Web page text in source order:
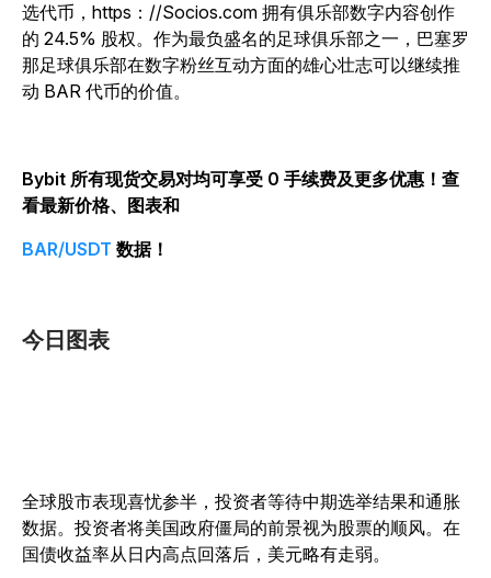
选代币，https：//Socios.com 拥有俱乐部数字内容创作
的 24.5% 股权。作为最负盛名的足球俱乐部之一，巴塞罗
那足球俱乐部在数字粉丝互动方面的雄心壮志可以继续推
动 BAR 代币的价值。
Bybit 所有现货交易对均可享受 0 手续费及更多优惠！查
看最新价格、图表和
BAR/USDT 数据！
今日图表
全球股市表现喜忧参半，投资者等待中期选举结果和通胀
数据。投资者将美国政府僵局的前景视为股票的顺风。在
国债收益率从日内高点回落后，美元略有走弱。